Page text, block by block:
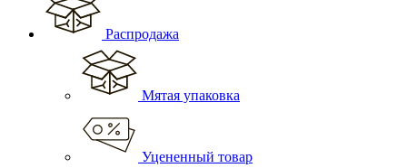
Распродажа
Мятая упаковка
Уцененный товар